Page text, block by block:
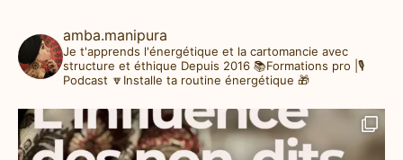
amba.manipura
Je t'apprends l'énergétique et la cartomancie avec
structure et éthique Depuis 2016 📚Formations pro |🎙️
Podcast 🔽Installe ta routine énergétique 🎁